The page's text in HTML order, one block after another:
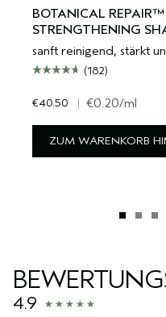
BOTANICAL REPAIR™
STRENGTHENING
sanft reinigend, stärkt
(182)
€40.50 | €0.20/ml
ZUM WARENKORB
4.9